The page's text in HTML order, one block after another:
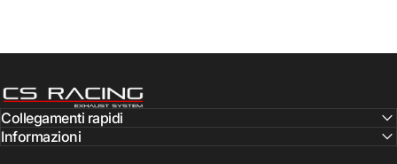
CS Racing Exhaust
Collegamenti rapidi
Informazioni